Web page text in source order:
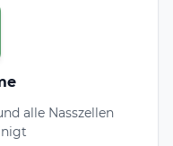
alle Nasszellen